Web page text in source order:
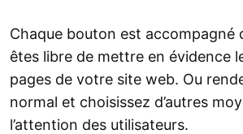
Chaque bouton est accompagné
êtes libre de mettre en évidence
pages de votre site web. Ou
normal et choisissez d’autres
l’attention des utilisateurs.